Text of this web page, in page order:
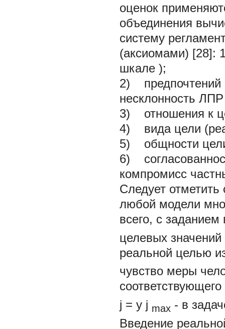
оценок
объединения
систему
(аксиомами) [28]:
шкале );
2) предпочтений
несклонность ЛПР
3) отношения к
4) вида цели
5) общности
6)
компромисс
Следует
любой модели
всего, с
целевых значений
реальной целью
чувство меры
j = y j max - в
Введение